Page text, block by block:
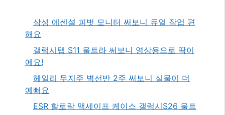
삼성 에센셜 피벗 모니터 써보니 듀얼 작업 편
해요
갤럭시탭 S11 울트라 써보니 영상용으로 딱이
에요!
헤일리 무지주 벽선반 2주 써보니 실물이 더
예뻐요
ESR 할로락 맥세이프 케이스 갤럭시S26 울트